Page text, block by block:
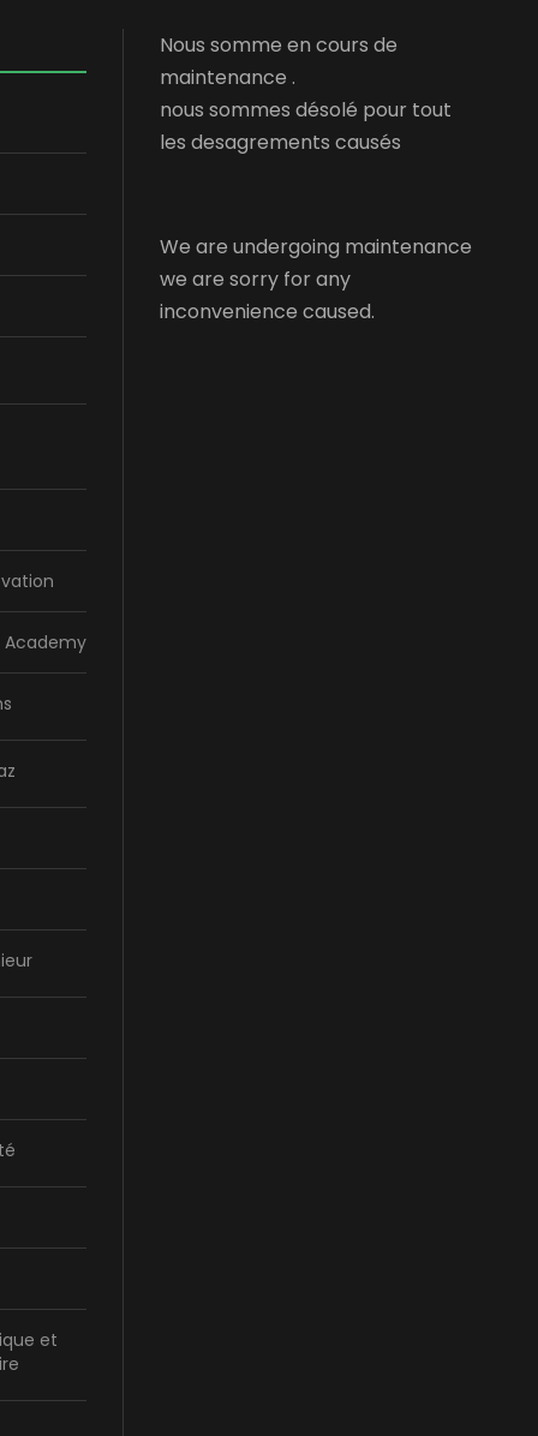
Academy
et
Nous somme en cours de
maintenance .
nous sommes désolé pour tout
les desagrements causés
We are undergoing maintenance
we are sorry for any
inconvenience caused.